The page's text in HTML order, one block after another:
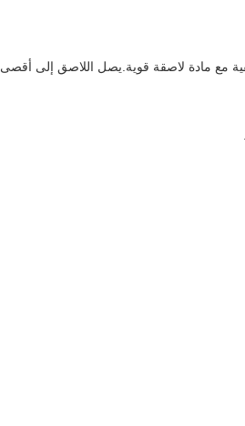
مع مادة لاصقة قوية.يصل اللاصق إلى أقصى